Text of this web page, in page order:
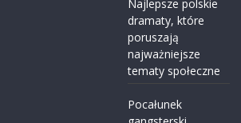
Najlepsze polskie
dramaty, które
poruszają
najważniejsze
tematy społeczne
Pocałunek